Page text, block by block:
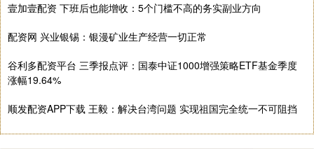
壹加壹配资 下班后也能增收：5个门槛不高的务实副业方向
配资网 兴业银锡：银漫矿业生产经营一切正常
谷利多配资平台 三季报点评：国泰中证1000增强策略ETF基金季度
涨幅19.64%
顺发配资APP下载 王毅：解决台湾问题 实现祖国完全统一不可阻挡